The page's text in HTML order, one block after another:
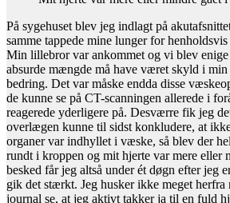
På sygehuset blev jeg indlagt på
samme tappede mine lunger for
Min lillebror var ankommet og vi blev
absurde mængde må have været skyld i
bedring. Det var måske endda disse
de kunne se på CT-scanningen allerede i
reagerede yderligere på. Desværre fik jeg
overlægen kunne til sidst konkludere, at
organer var indhyllet i væske, så blev der
rundt i kroppen og mit hjerte var mere eller
besked får jeg altså under ét døgn efter jeg
gik det stærkt. Jeg husker ikke meget herfra
journal se, at jeg aktivt takker ja til en fuld